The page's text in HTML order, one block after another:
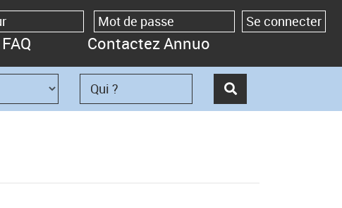
FAQ Contactez Annuo